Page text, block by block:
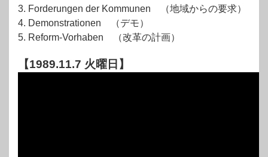
3. Forderungen der Kommunen （地域からの要求）
4. Demonstrationen （デモ）
5. Reform-Vorhaben （改革の計画）
【1989.11.7 火曜日】